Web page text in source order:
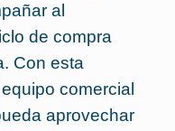
al
de compra
Con esta
comercial
aprovechar